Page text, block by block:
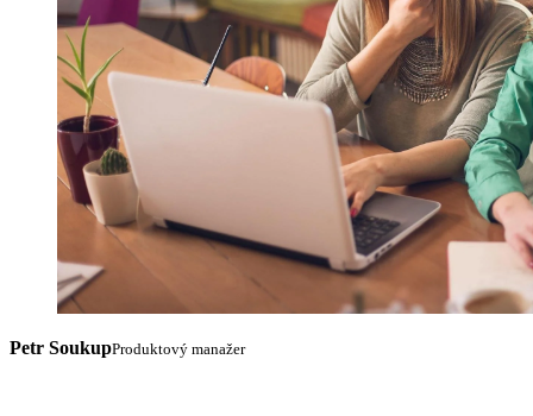
Petr SoukupProduktový manažer